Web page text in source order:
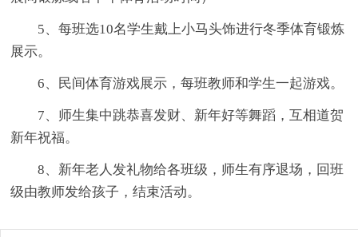
5、每班选10名学生戴上小马头饰进行冬季体育锻炼
展示。
6、民间体育游戏展示，每班教师和学生一起游戏。
7、师生集中跳恭喜发财、新年好等舞蹈，互相道贺
新年祝福。
8、新年老人发礼物给各班级，师生有序退场，回班
级由教师发给孩子，结束活动。